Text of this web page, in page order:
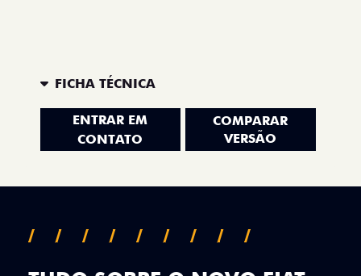
FICHA TÉCNICA
ENTRAR EM
CONTATO
COMPARAR
VERSÃO